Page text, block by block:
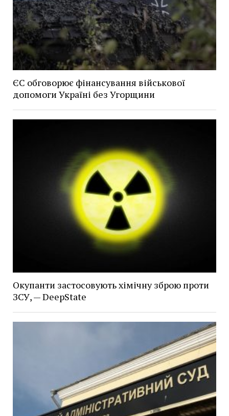
ЄС обговорює фінансування військової
допомоги Україні без Угорщини
Окупанти застосовують хімічну зброю проти
ЗСУ, — DeepState